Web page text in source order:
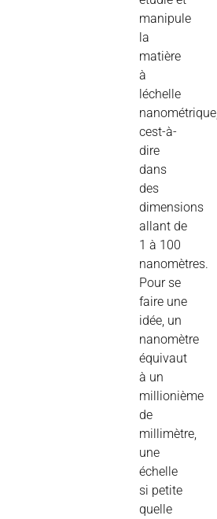
manipule
la
matière
à
léchelle
nanométrique,
cest-à-
dire
dans
des
dimensions
allant de
1 à 100
nanomètres.
Pour se
faire une
idée, un
nanomètre
équivaut
à un
millionième
de
millimètre,
une
échelle
si petite
quelle